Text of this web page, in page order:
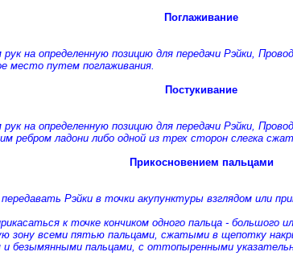
Поглаживание
на определенную позицию для передачи Рэйки,
место путем поглаживания.
Постукивание
на определенную позицию для передачи Рэйки,
ребром ладони либо одной из трех сторон слегка
Прикосновением пальцами
Рэйки в точки акупунктуры взглядом или
к точке кончиком одного пальца - большого
зону всеми пятью пальцами, сжатыми в щепотку
и безымянными пальцами, с оттопыренными